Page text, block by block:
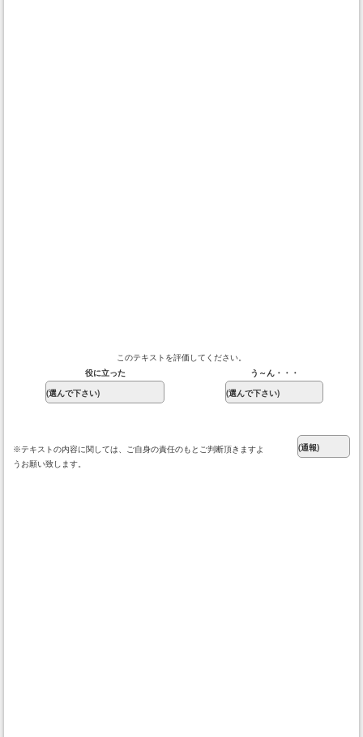
このテキストを評価してください。
役に立った
う～ん・・・
※テキストの内容に関しては、ご自身の責任のもとご判断頂きますよ
うお願い致します。